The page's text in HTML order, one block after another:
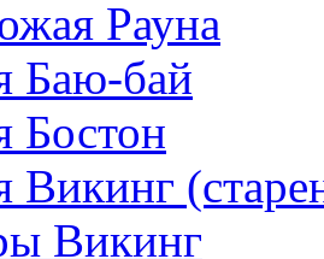
Рауна
Баю-бай
Бостон
Викинг
Викинг